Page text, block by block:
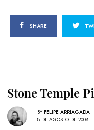
SHARE
Stone Temple
BY FELIPE ARRIAGADA
8 DE AGOSTO DE 2008